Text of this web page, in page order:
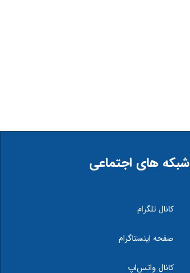
شبکه های اجتماعی
کانال تلگرام
صفحه اینستاگرام
کانال واتس‌اپ